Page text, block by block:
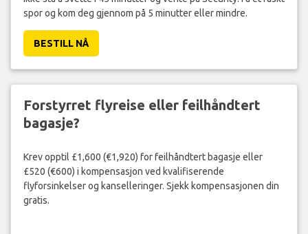
spor og kom deg gjennom på 5 minutter eller mindre.
BESTILL NÅ
Forstyrret flyreise eller feilhåndtert
bagasje?
Krev opptil £1,600 (€1,920) for feilhåndtert bagasje eller
£520 (€600) i kompensasjon ved kvalifiserende
flyforsinkelser og kanselleringer. Sjekk kompensasjonen din
gratis.